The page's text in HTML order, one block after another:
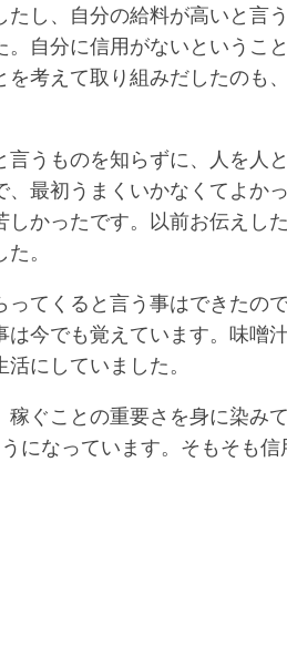
し、自分の給料が高いと言
自分に信用がないというこ
考えて取り組みだしたのも
うものを知らずに、人を人
最初うまくいかなくてよか
かったです。以前お伝えし
。
てくると言う事はできたの
今でも覚えています。味噌
にしていました。
ぐことの重要さを身に染み
になっています。そもそも信